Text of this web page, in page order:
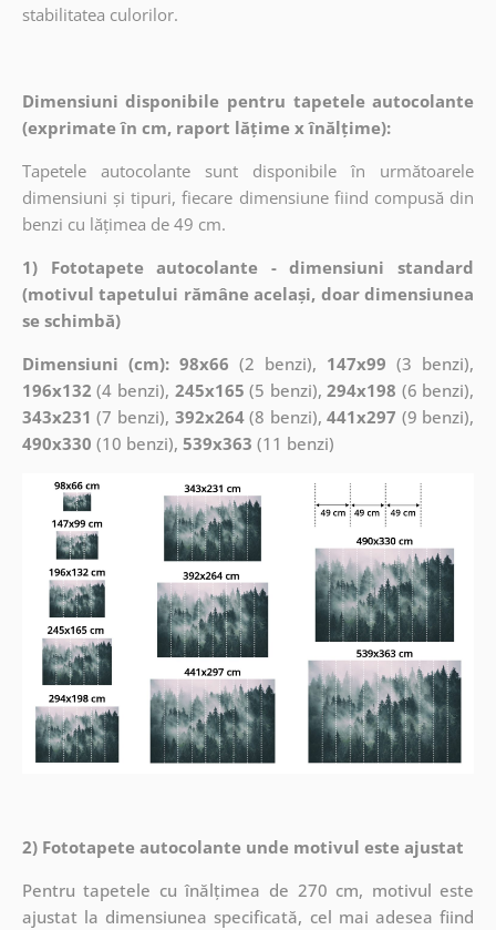
stabilitatea culorilor.
Dimensiuni disponibile pentru tapetele autocolante
(exprimate în cm, raport lățime x înălțime):
Tapetele autocolante sunt disponibile în următoarele
dimensiuni și tipuri, fiecare dimensiune fiind compusă din
benzi cu lățimea de 49 cm.
1) Fototapete autocolante - dimensiuni standard
(motivul tapetului rămâne același, doar dimensiunea
se schimbă)
Dimensiuni (cm): 98x66 (2 benzi), 147x99 (3 benzi),
196x132 (4 benzi), 245x165 (5 benzi),294x198 (6 benzi),
343x231 (7 benzi), 392x264(8 benzi),441x297 (9 benzi),
490x330 (10 benzi), 539x363 (11 benzi)
2) Fototapete autocolante unde motivul este ajustat
Pentru tapetele cu înălțimea de 270 cm, motivul este
ajustat la dimensiunea specificată, cel mai adesea fiind